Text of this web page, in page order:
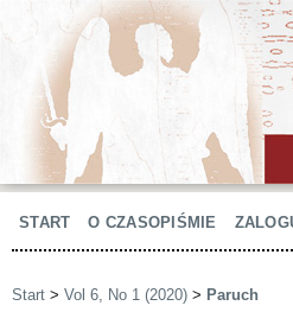
START O CZASOPIŚMIE
Start > Vol 6, No 1 (2020) > Paruch